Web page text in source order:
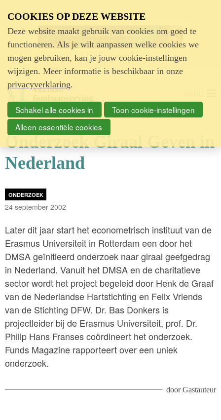
Advertentie
Onderzoek Giraal Geven in
Nederland
ONDERZOEK
24 september 2002
Later dit jaar start het econometrisch instituut van de
Erasmus Universiteit in Rotterdam een door het
DMSA geïnitieerd onderzoek naar giraal geefgedrag
in Nederland. Vanuit het DMSA en de charitatieve
sector wordt het project begeleid door Henk de Graaf
van de Nederlandse Hartstichting en Felix Vriends
van de Stichting DFW. Dr. Bas Donkers is
projectleider bij de Erasmus Universiteit, prof. Dr.
Philip Hans Franses coördineert het onderzoek.
Funds Magazine rapporteert over een uniek
onderzoek.
doorGastauteur
COOKIES OP DEZE WEBSITE
Deze website maakt gebruik van cookies om goed te
functioneren. Als je wilt aanpassen welke cookies we
mogen gebruiken, kan je jouw cookie-instellingen
wijzigen. Meer informatie is beschikbaar in onze
privacyverklaring.
Schakel alle cookies in
Toon cookie-instellingen
Alleen essentiële cookies